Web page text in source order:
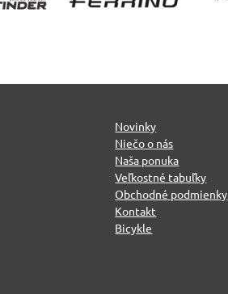
Novinky
Niečo o nás
Naša ponuka
Veľkostné tabuľky
Obchodné podmienky
Kontakt
Bicykle